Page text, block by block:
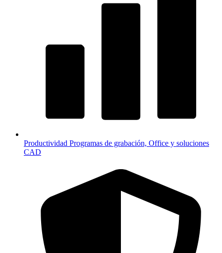
Productividad Programas de grabación, Office y soluciones
CAD